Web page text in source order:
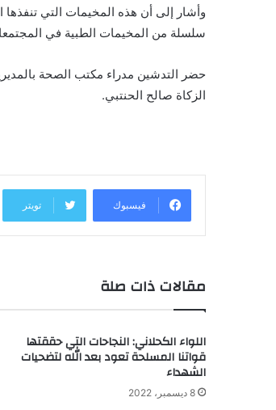
وأشار إلى أن هذه المخيمات التي تنفذها
سلسلة من المخيمات الطبية في
حضر التدشين مدراء مكتب الصحة
الزكاة صالح الحنتبي.
فيسبوك تويتر
مقالات ذات صلة
اللواء الكحلاني: النجاحات التي حققتها
قواتنا المسلحة تعود بعد الله لتضحيات
الشهداء
8 ديسمبر، 2022